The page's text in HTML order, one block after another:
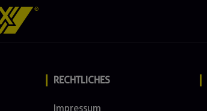
RECHTLICHES
Impressum